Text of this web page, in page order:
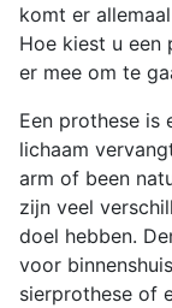
komt er
Hoe kiest u een
er mee om te
Een prothese is
lichaam
arm of been
zijn veel
doel hebben.
voor
sierprothese of